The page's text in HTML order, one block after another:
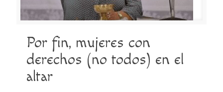
Por fin, mujeres con
derechos (no todos) en el
altar